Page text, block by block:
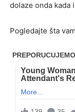
dolaze onda kada
Pogledajte šta